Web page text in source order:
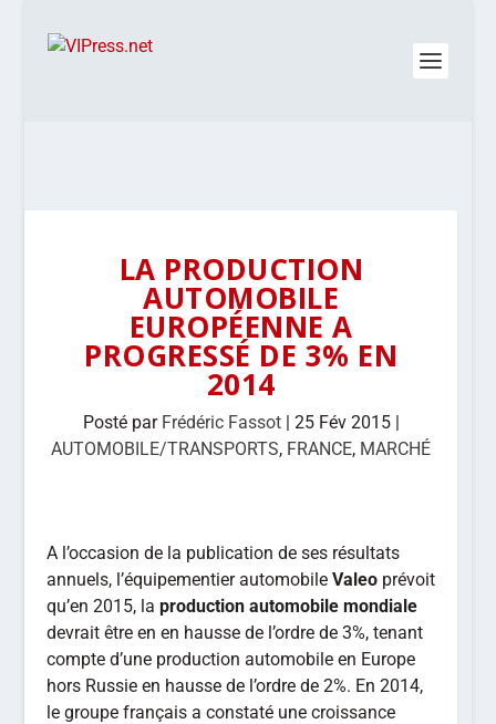
LA PRODUCTION
AUTOMOBILE
EUROPÉENNE A
PROGRESSÉ DE 3% EN
2014
Posté par Frédéric Fassot| 25 Fév 2015|
AUTOMOBILE/TRANSPORTS, FRANCE, MARCHÉ
A l’occasion de la publication de ses résultats
annuels, l’équipementier automobileValeo prévoit
qu’en 2015, laproduction automobile mondiale
devrait être en en hausse de l’ordre de 3%, tenant
compte d’une production automobile en Europe
hors Russie en hausse de l’ordre de 2%. En 2014,
le groupe français a constaté une croissance